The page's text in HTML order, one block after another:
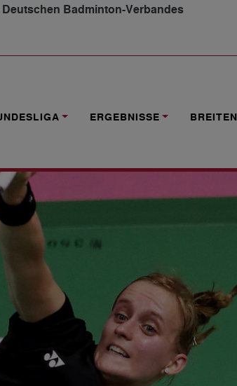
Badminton-Verbandes
ERGEBNISSE